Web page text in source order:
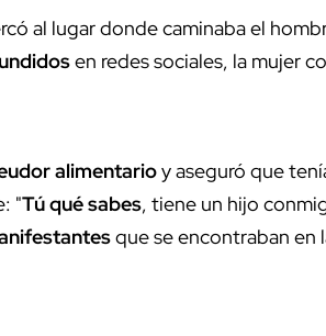
al lugar donde caminaba el
en redes sociales, la mujer
alimentarioy aseguró que
"Tú qué sabes, tiene un hijo
que se encontraban en